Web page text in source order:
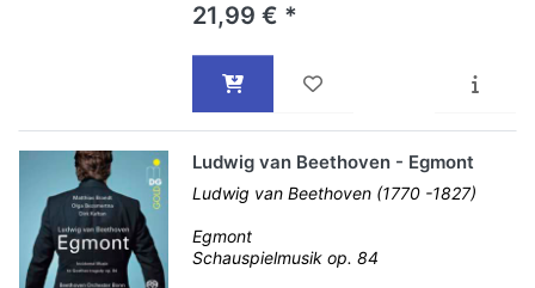
21,99 € *
Ludwig van Beethoven - Egmont
Ludwig van Beethoven (1770 -1827)
Egmont
Schauspielmusik op. 84